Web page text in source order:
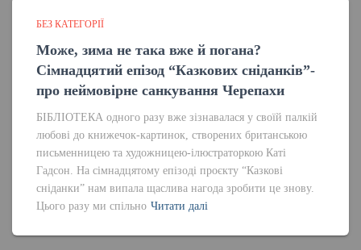
БЕЗ КАТЕГОРІЇ
Може, зима не така вже й погана?
Сімнадцятий епізод “Казкових сніданків”-
про неймовірне санкування Черепахи
БІБЛІОТЕКА одного разу вже зізнавалася у своїй палкій
любові до книжечок-картинок, створених британською
письменницею та художницею-ілюстраторкою Каті
Гадсон. На сімнадцятому епізоді проєкту “Казкові
сніданки” нам випала щаслива нагода зробити це знову.
Цього разу ми спільно Читати далі